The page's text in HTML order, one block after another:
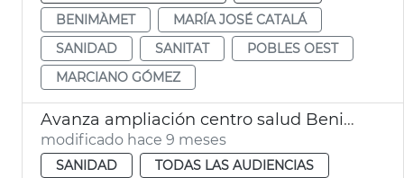
BENIMÀMET
MARÍA JOSÉ CATALÁ
SANIDAD
SANITAT
POBLES OEST
MARCIANO GÓMEZ
Avanza ampliación centro salud Benimámet
modificado hace 9 meses
SANIDAD
TODAS LAS AUDIENCIAS